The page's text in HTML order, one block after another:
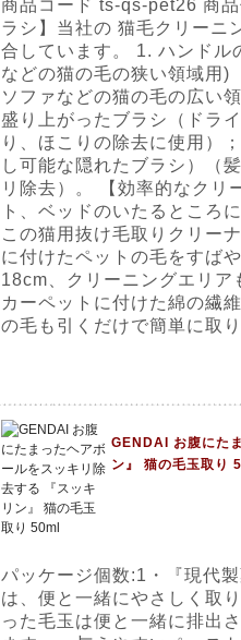
商品コード ts-qs-pet26 商
ラシ】当社の 猫毛クリーニ
合しています。 1. ハンドル
などの猫の毛の狭い領域用)
ソファなどの猫の毛の広い
盛り上がったブラシ（ドラ
り、ほこりの除去に使用）
し可能な隠れたブラシ）（
リ除去）。 【効率的なクリ
ト、ベッドのいたるところ
この猫用抜け毛取りクリー
に付けたペットの毛をすば
18cm、クリーニングエリ
カーペットに付けた綿の繊
の毛も引くだけで簡単に取り
GENDAI お腹にた
ン』 猫の毛玉取り
パッケージ個数:1・『現代
は、便と一緒にやさしく取
った毛玉は便と一緒に排出